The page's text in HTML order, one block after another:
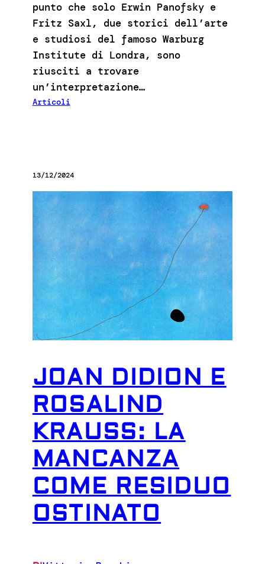
punto che solo Erwin Panofsky e
Fritz Saxl, due storici dell’arte
e studiosi del famoso Warburg
Institute di Londra, sono
riusciti a trovare
un’interpretazione…
Articoli
13/12/2024
JOAN DIDION E
ROSALIND
KRAUSS: LA
MANCANZA
COME RESIDUO
OSTINATO